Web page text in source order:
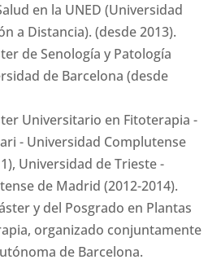
en la UNED (Universidad
a Distancia). (desde 2013).
de Senología y Patología
de Barcelona (desde
Universitario en Fitoterapia -
- Universidad Complutense
Universidad de Trieste -
de Madrid (2012-2014).
y del Posgrado en Plantas
organizado conjuntamente
de Barcelona.